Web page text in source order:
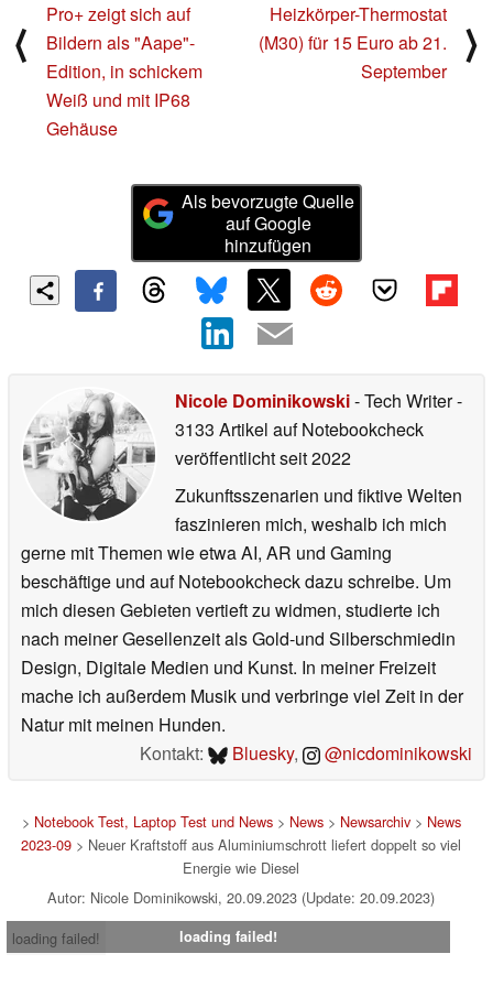
⟨
Pro+ zeigt sich auf
Bildern als "Aape"-
Edition, in schickem
Weiß und mit IP68
Gehäuse
Heizkörper-Thermostat
(M30) für 15 Euro ab 21.
September
⟩
Als bevorzugte Quelle
auf Google
hinzufügen
Nicole Dominikowski- Tech Writer-
3133 Artikel auf Notebookcheck
veröffentlichtseit 2022
Zukunftsszenarien und fiktive Welten
faszinieren mich, weshalb ich mich
gerne mit Themen wie etwa AI, AR und Gaming
beschäftige und auf Notebookcheck dazu schreibe. Um
mich diesen Gebieten vertieft zu widmen, studierte ich
nach meiner Gesellenzeit als Gold-und Silberschmiedin
Design, Digitale Medien und Kunst. In meiner Freizeit
mache ich außerdem Musik und verbringe viel Zeit in der
Natur mit meinen Hunden.
Kontakt:
Bluesky, @nicdominikowski
> Notebook Test, Laptop Test und News> News> Newsarchiv> News
2023-09 > Neuer Kraftstoff aus Aluminiumschrott liefert doppelt so viel
Energie wie Diesel
Autor: Nicole Dominikowski, 20.09.2023 (Update: 20.09.2023)
loading failed!
loading failed!